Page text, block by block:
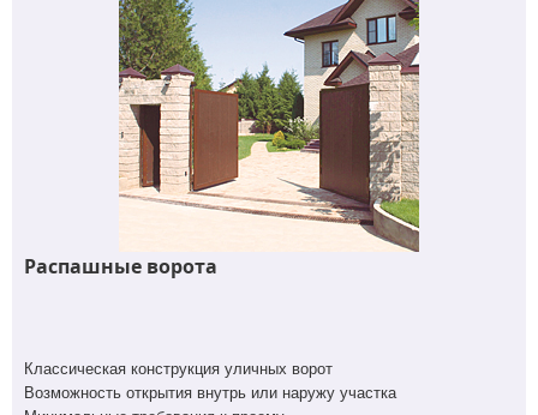
Распашные ворота
Классическая конструкция уличных ворот
Возможность открытия внутрь или наружу участка